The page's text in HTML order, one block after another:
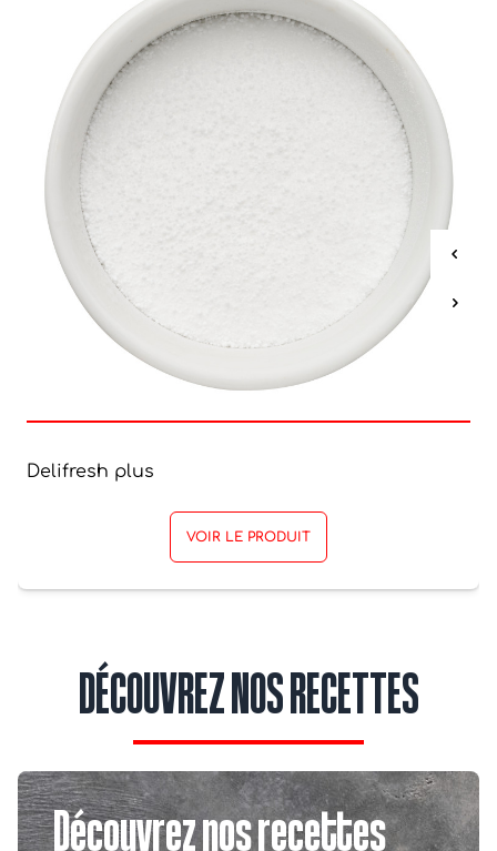
Delifresh plus
VOIR LE PRODUIT
DÉCOUVREZ NOS RECETTES
Découvrez nos recettes